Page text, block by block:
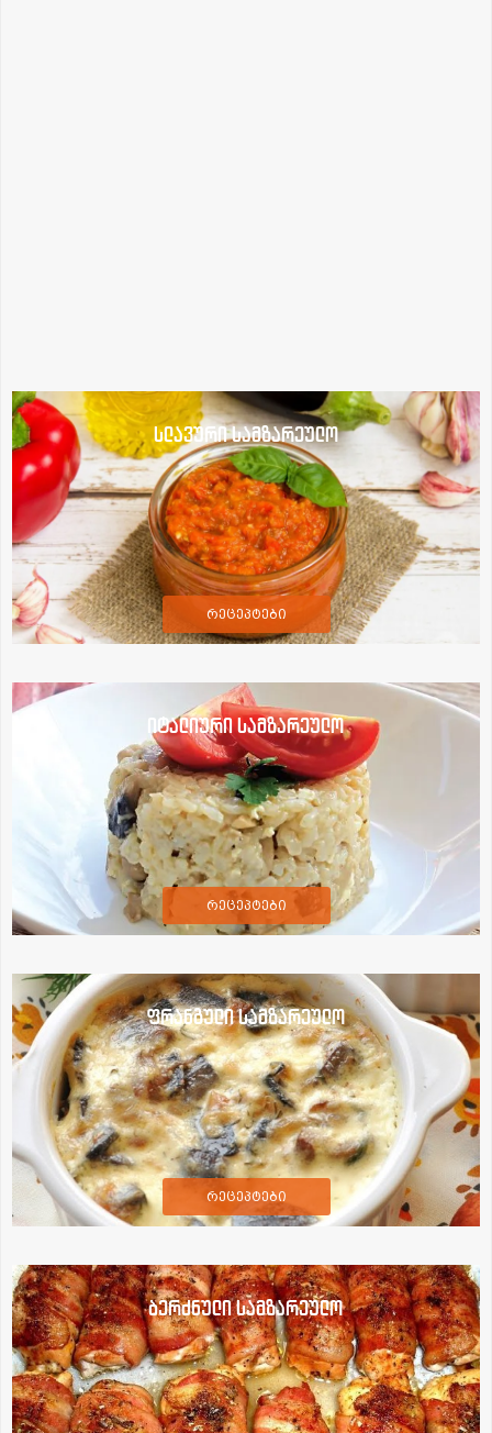
სლავური სამზარეულო
რეცეპტები
იტალიური სამზარეულო
რეცეპტები
ფრანგული სამზარეულო
რეცეპტები
ბერძნული სამზარეულო